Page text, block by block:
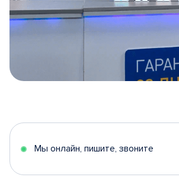
5
Мы онлайн, пишите, звоните